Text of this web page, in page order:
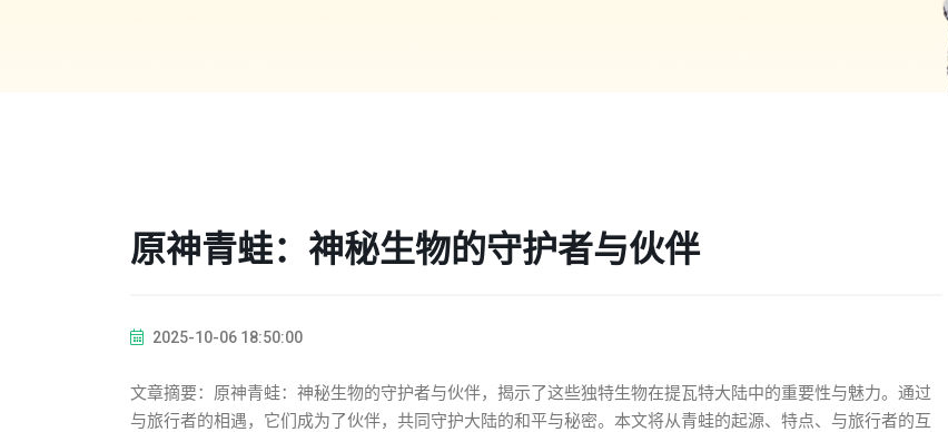
原神青蛙：神秘生物的守护者与伙伴
2025-10-06 18:50:00
文章摘要：原神青蛙：神秘生物的守护者与伙伴，揭示了这些独特生物在提瓦特大陆中的重要性与魅力。通过
与旅行者的相遇，它们成为了伙伴，共同守护大陆的和平与秘密。本文将从青蛙的起源、特点、与旅行者的互